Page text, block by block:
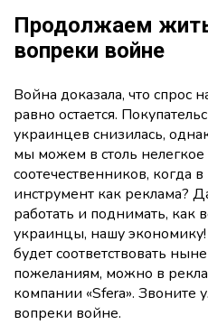
Продолжаем
вопреки войне
Война доказала, что спрос
равно остается.
украинцев снизилась,
мы можем в столь
соотечественников, когда
инструмент как реклама?
работать и поднимать, как
украинцы, нашу экономику!
будет соответствовать
пожеланиям, можно в
компании «Sfera». Звоните
вопреки войне.